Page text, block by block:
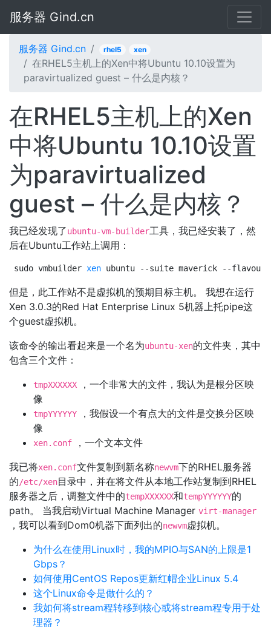
服务器 Gind.cn
服务器 Gind.cn rhel5 xen
在RHEL5主机上的Xen中将Ubuntu 10.10设置为
paravirtualized guest – 什么是内核？
在RHEL5主机上的Xen
中将Ubuntu 10.10设置
为paravirtualized
guest – 什么是内核？
我已经发现了ubuntu-vm-builder工具，我已经安装了，然
后在Ubuntu工作站上调用：
sudo vmbuilder xen ubuntu --suite maverick --flavour
但是，此工作站不是虚拟机的预期目标主机。 我想在运行
Xen 3.0.3的Red Hat Enterprise Linux 5机器上托pipe这
个guest虚拟机。
该命令的输出看起来是一个名为ubuntu-xen的文件夹，其中
包含三个文件：
tmpXXXXXX
，一个非常大的文件，我认为是根分区映
像
tmpYYYYYY
，我假设一个有点大的文件是交换分区映
像
xen.conf
，一个文本文件
我已将xen.conf文件复制到新名称newvm下的RHEL服务器
的/etc/xen目录中，并在将文件从本地工作站复制到RHEL
服务器之后，调整文件中的tempXXXXXX和tempYYYYYY的
path。 当我启动Virtual Machine Manager virt-manager
，我可以看到Dom0机器下面列出的newvm虚拟机。
为什么在使用Linux时，我的MPIO与SAN的上限是1
Gbps？
如何使用CentOS Repos更新红帽企业Linux 5.4
这个Linux命令是做什么的？
我如何将stream程转移到核心或将stream程专用于处
理器？